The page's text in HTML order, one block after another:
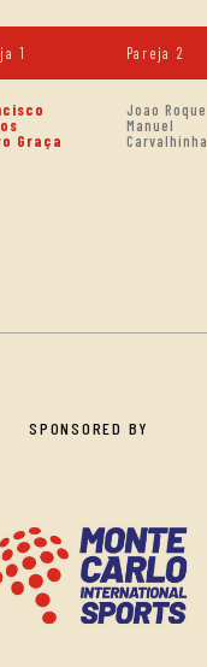
1 Pareja 2
Graça
Joao Roque
Manuel
Carvalhinha
SPONSORED BY